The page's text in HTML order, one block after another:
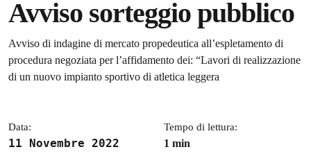
Avviso sorteggio pubblico
Dettagli della notizia
Avviso di indagine di mercato propedeutica all’espletamento di
procedura negoziata per l’affidamento dei: “Lavori di realizzazione
di un nuovo impianto sportivo di atletica leggera
Data:
11 Novembre 2022
Tempo di lettura:
1 min